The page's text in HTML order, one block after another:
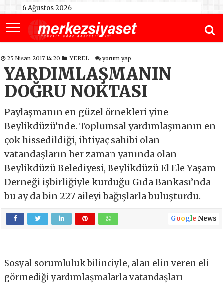
6 Ağustos 2026
25 Nisan 2017 14:20 YEREL yorum yap
YARDIMLAŞMANIN
DOĞRU NOKTASI
Paylaşmanın en güzel örnekleri yine
Beylikdüzü’nde. Toplumsal yardımlaşmanın en
çok hissedildiği, ihtiyaç sahibi olan
vatandaşların her zaman yanında olan
Beylikdüzü Belediyesi, Beylikdüzü El Ele Yaşam
Derneği işbirliğiyle kurduğu Gıda Bankası’nda
bu ay da bin 227 aileyi bağışlarla buluşturdu.
Google News
Sosyal sorumluluk bilinciyle, alan elin veren eli
görmediği yardımlaşmalarla vatandaşları